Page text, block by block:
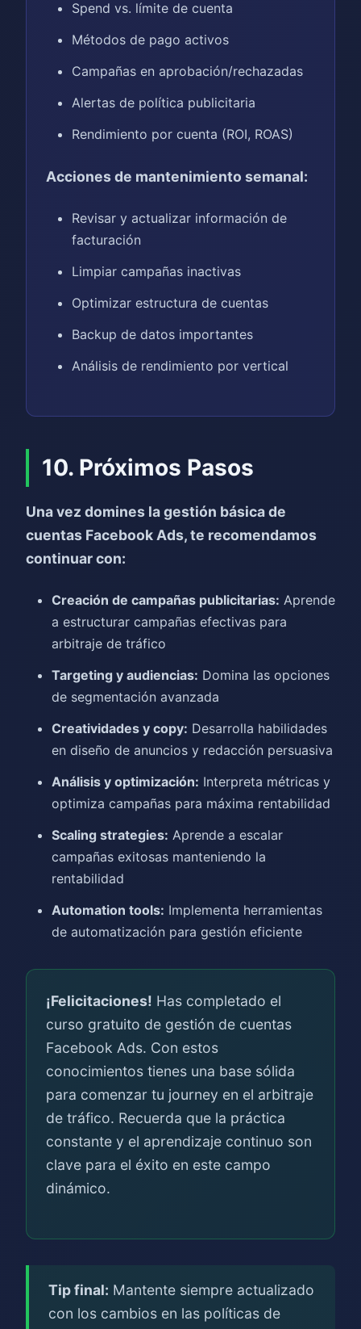
Spend vs. límite de cuenta
Métodos de pago activos
Campañas en aprobación/rechazadas
Alertas de política publicitaria
Rendimiento por cuenta (ROI, ROAS)
Acciones de mantenimiento semanal:
Revisar y actualizar información de
facturación
Limpiar campañas inactivas
Optimizar estructura de cuentas
Backup de datos importantes
Análisis de rendimiento por vertical
10. Próximos Pasos
Una vez domines la gestión básica de
cuentas Facebook Ads, te recomendamos
continuar con:
Creación de campañas publicitarias: Aprende
a estructurar campañas efectivas para
arbitraje de tráfico
Targeting y audiencias: Domina las opciones
de segmentación avanzada
Creatividades y copy: Desarrolla habilidades
en diseño de anuncios y redacción persuasiva
Análisis y optimización: Interpreta métricas y
optimiza campañas para máxima rentabilidad
Scaling strategies: Aprende a escalar
campañas exitosas manteniendo la
rentabilidad
Automation tools: Implementa herramientas
de automatización para gestión eficiente
¡Felicitaciones! Has completado el
curso gratuito de gestión de cuentas
Facebook Ads. Con estos
conocimientos tienes una base sólida
para comenzar tu journey en el arbitraje
de tráfico. Recuerda que la práctica
constante y el aprendizaje continuo son
clave para el éxito en este campo
dinámico.
Tip final: Mantente siempre actualizado
con los cambios en las políticas de